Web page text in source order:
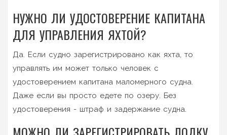
НУЖНО ЛИ УДОСТОВЕРЕНИЕ КАПИТАНА
ДЛЯ УПРАВЛЕНИЯ ЯХТОЙ?
Да. Если судно зарегистрировано как яхта, то
управлять им может только человек с
удостоверением капитана маломерного судна.
Даже если вы просто едете по озеру. Без
удостоверения - штраф и задержание судна.